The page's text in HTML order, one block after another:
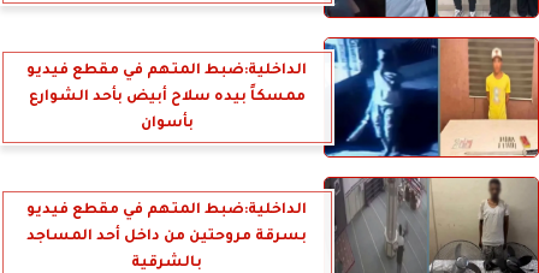
الداخلية:ضبط المتهم في مقطع فيديو
ممسكاً بيده سلاح أبيض بأحد الشوارع
بأسوان
الداخلية:ضبط المتهم في مقطع فيديو
بسرقة مروحتين من داخل أحد المساجد
بالشرقية